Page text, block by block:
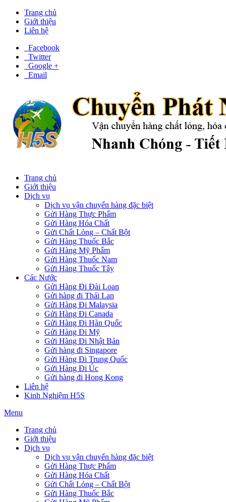
Trang chủ
Giới thiệu
Liên hệ
Facebook
Twitter
Google +
Email
Trang chủ
Giới thiệu
Dịch vụ
Dịch vụ vận chuyển hàng đặc biệt
Gửi Hàng Thực Phẩm
Gửi Hàng Hóa Chất
Gửi Chất Lỏng – Chất Bột
Gửi Hàng Thuốc Bắc
Gửi Hàng Mỹ Phẩm
Gửi Hàng Thuốc Nam
Gửi Hàng Thuốc Tây
Các Nước
Gửi Hàng Đi Đài Loan
Gửi hàng đi Thái Lan
Gửi Hàng Đi Malaysia
Gửi Hàng Đi Canada
Gửi Hàng Đi Hàn Quốc
Gửi Hàng Đi Mỹ
Gửi Hàng Đi Nhật Bản
Gửi hàng đi Singapore
Gửi Hàng Đi Trung Quốc
Gửi Hàng Đi Úc
Gửi hàng đi Hong Kong
Liên hệ
Kinh Nghiệm H5S
Menu
Trang chủ
Giới thiệu
Dịch vụ
Dịch vụ vận chuyển hàng đặc biệt
Gửi Hàng Thực Phẩm
Gửi Hàng Hóa Chất
Gửi Chất Lỏng – Chất Bột
Gửi Hàng Thuốc Bắc